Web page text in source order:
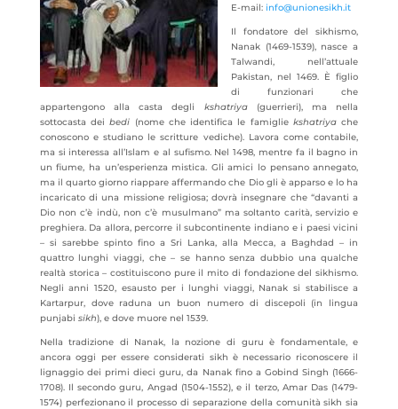
E-mail: info@unionesikh.it
Il fondatore del sikhismo,
Nanak (1469-1539), nasce a
Talwandi, nell’attuale
Pakistan, nel 1469. È figlio
di funzionari che
appartengono alla casta degli kshatriya(guerrieri), ma nella
sottocasta deibedi (nome che identifica le famiglie kshatriyache
conoscono e studiano le scritture vediche). Lavora come contabile,
ma si interessa all’Islam e al sufismo. Nel 1498, mentre fa il bagno in
un fiume, ha un’esperienza mistica. Gli amici lo pensano annegato,
ma il quarto giorno riappare affermando che Dio gli è apparso e lo ha
incaricato di una missione religiosa; dovrà insegnare che “davanti a
Dio non c’è indù, non c’è musulmano” ma soltanto carità, servizio e
preghiera. Da allora, percorre il subcontinente indiano e i paesi vicini
– si sarebbe spinto fino a Sri Lanka, alla Mecca, a Baghdad – in
quattro lunghi viaggi, che – se hanno senza dubbio una qualche
realtà storica – costituiscono pure il mito di fondazione del sikhismo.
Negli anni 1520, esausto per i lunghi viaggi, Nanak si stabilisce a
Kartarpur, dove raduna un buon numero di discepoli (in lingua
punjabi sikh), e dove muore nel 1539.
Nella tradizione di Nanak, la nozione di guru è fondamentale, e
ancora oggi per essere considerati sikh è necessario riconoscere il
lignaggio dei primi dieci guru, da Nanak fino a Gobind Singh (1666-
1708). Il secondo guru, Angad (1504-1552), e il terzo, Amar Das (1479-
1574) perfezionano il processo di separazione della comunità sikh sia